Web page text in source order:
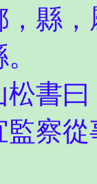
，屬
曰：
監察